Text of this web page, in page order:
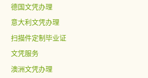
德国文凭办理
意大利文凭办理
扫描件定制毕业证
文凭服务
澳洲文凭办理